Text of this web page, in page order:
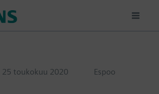
25 toukokuu 2020 Espoo